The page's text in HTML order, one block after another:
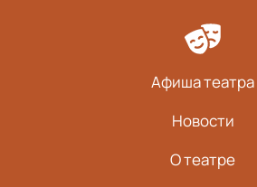
Афиша театра
Новости
О театре